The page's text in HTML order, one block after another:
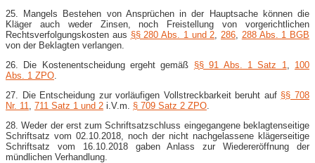
25. Mangels Bestehen von Ansprüchen in der Hauptsache können die
Kläger auch weder Zinsen, noch Freistellung von vorgerichtlichen
Rechtsverfolgungskosten aus §§ 280 Abs. 1 und 2 286
288 Abs. 1 BGB
von der Beklagten verlangen.
26. Die Kostenentscheidung ergeht gemäß §§ 91 Abs. 1 Satz 1
100
Abs. 1 ZPO
27. Die Entscheidung zur vorläufigen Vollstreckbarkeit beruht auf §§ 708
Nr. 11
711 Satz 1 und 2 i.V.m. § 709 Satz 2 ZPO
28. Weder der erst zum Schriftsatzschluss eingegangene beklagtenseitige
Schriftsatz vom 02.10.2018, noch der nicht nachgelassene klägerseitige
Schriftsatz vom 16.10.2018 gaben Anlass zur Wiedereröffnung der
mündlichen Verhandlung.